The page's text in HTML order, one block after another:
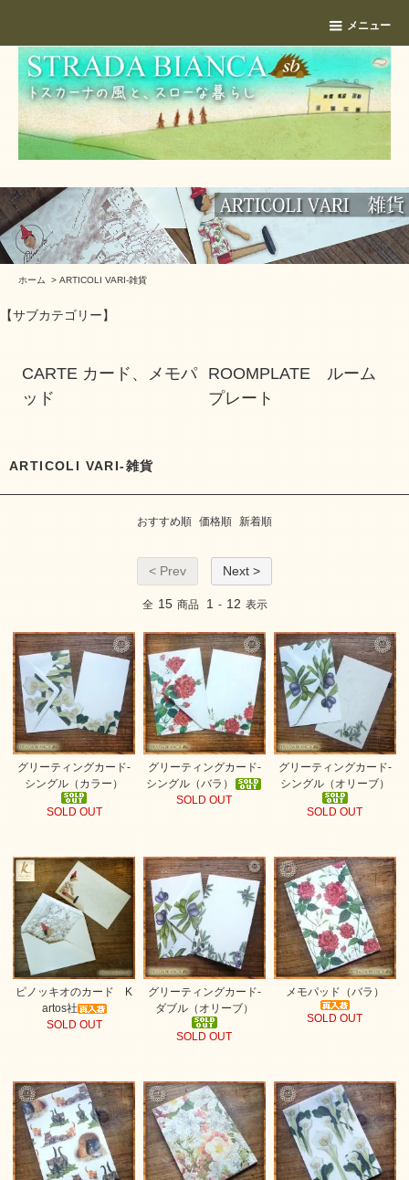
メニュー
ホーム > ARTICOLI VARI-雑貨
【サブカテゴリー】
CARTE カード、メモパ
ッド
ROOMPLATE ルーム
プレート
ARTICOLI VARI-雑貨
おすすめ順 価格順 新着順
< Prev Next >
全 15 商品 1 - 12 表示
グリーティングカード-
シングル（カラー）
SOLD OUT
グリーティングカード-
シングル（バラ）
SOLD OUT
グリーティングカード-
シングル（オリーブ）
SOLD OUT
ピノッキオのカード K
artos社
SOLD OUT
グリーティングカード-
ダブル（オリーブ）
SOLD OUT
メモパッド（バラ）
SOLD OUT